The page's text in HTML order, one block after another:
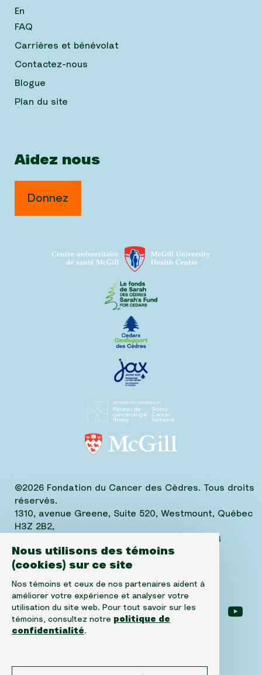
Nous utilisons des témoins
(cookies) sur ce site
Nos témoins et ceux de nos partenaires aident à
améliorer votre expérience et analyser votre
utilisation du site web. Pour tout savoir sur les
témoins, consultez notre politique de
confidentialité.
En
FAQ
Carrières et bénévolat
Contactez-nous
Blogue
Plan du site
Aidez nous
Donnez
©2026 Fondation du Cancer des Cèdres. Tous droits
réservés.
1310, avenue Greene, Suite 520, Westmount, Québec
H3Z 2B2,
Téléphone: (514) 656-6662, Fax: (514) 303-1288
No. ARC 10520-2501-RR-0001
Suivez-nous sur facebook
Suivez-nous sur instagram
Suivez-nous sur